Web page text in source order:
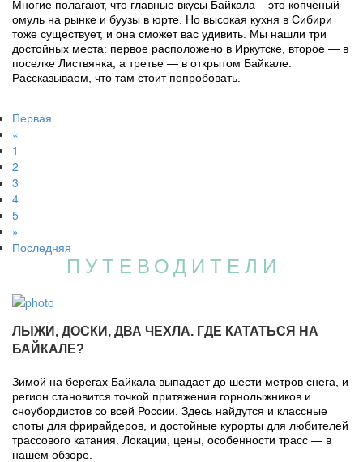
Многие полагают, что главные вкусы Байкала – это копченый
омуль на рынке и буузы в юрте. Но высокая кухня в Сибири
тоже существует, и она сможет вас удивить. Мы нашли три
достойных места: первое расположено в Иркутске, второе — в
поселке Листвянка, а третье — в открытом Байкале.
Рассказываем, что там стоит попробовать.
Первая
«
1
2
3
4
5
»
Последняя
ПУТЕВОДИТЕЛИ
ЛЫЖИ, ДОСКИ, ДВА ЧЕХЛА. ГДЕ КАТАТЬСЯ НА
БАЙКАЛЕ?
Зимой на берегах Байкала выпадает до шести метров снега, и
регион становится точкой притяжения горнолыжников и
сноубордистов со всей России. Здесь найдутся и классные
споты для фрирайдеров, и достойные курорты для любителей
трассового катания. Локации, цены, особенности трасс — в
нашем обзоре.